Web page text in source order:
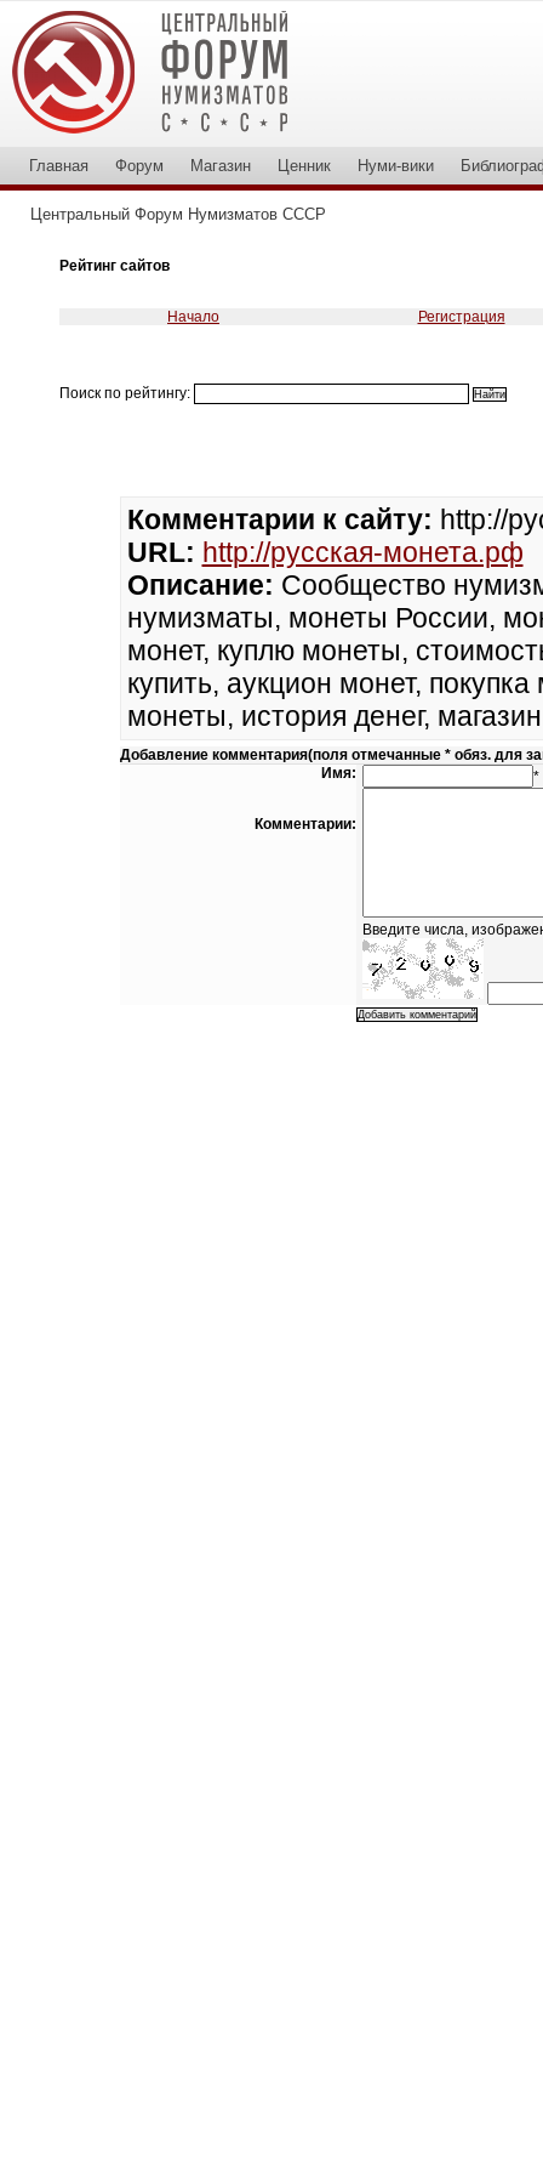
Главная Форум Магазин Ценник Нуми-вики
Центральный Форум Нумизматов СССР
Рейтинг сайтов
Начало Регистрация
Поиск по рейтингу:
Комментарии к сайту: http://
URL: http://русская-монета.рф
Описание: Сообщество
нумизматы, монеты России,
монет, куплю монеты,
купить, аукцион монет,
монеты, история денег,
Добавление комментария(поля отмечанные * обяз. для
Имя:
Комментарии:
*
Введите числа,